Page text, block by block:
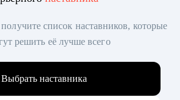
список наставников, которые
решить её лучше всего
Выбрать наставника